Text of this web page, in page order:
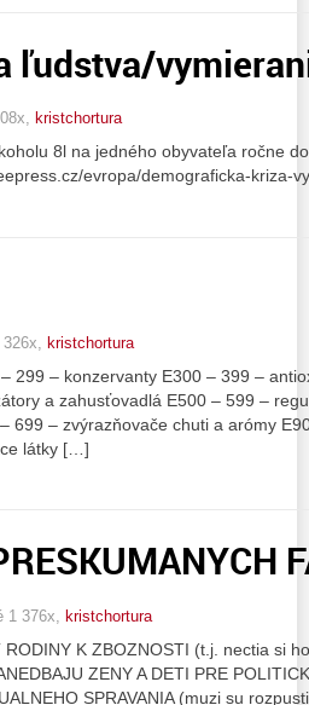
ľudstva/
kristchortura
8l na jedného obyvateľa ročne
evropa/demograficka-kriza-
kristchortura
299 – konzervanty E300 – 399 –
a zahusťovadlá E500 – 599 –
699 – zvýrazňovače chuti a arómy
látky […]
1 376x, kristchortura
RODINY K ZBOZNOSTI (t.j. nectia si
ZENY A DETI PRE
SPRAVANIA (muzi su